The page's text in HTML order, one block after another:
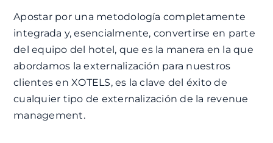
Apostar por una metodología completamente
integrada y, esencialmente, convertirse en parte
del equipo del hotel, que es la manera en la que
abordamos la externalización para nuestros
clientes en XOTELS, es la clave del éxito de
cualquier tipo de externalización de la revenue
management.